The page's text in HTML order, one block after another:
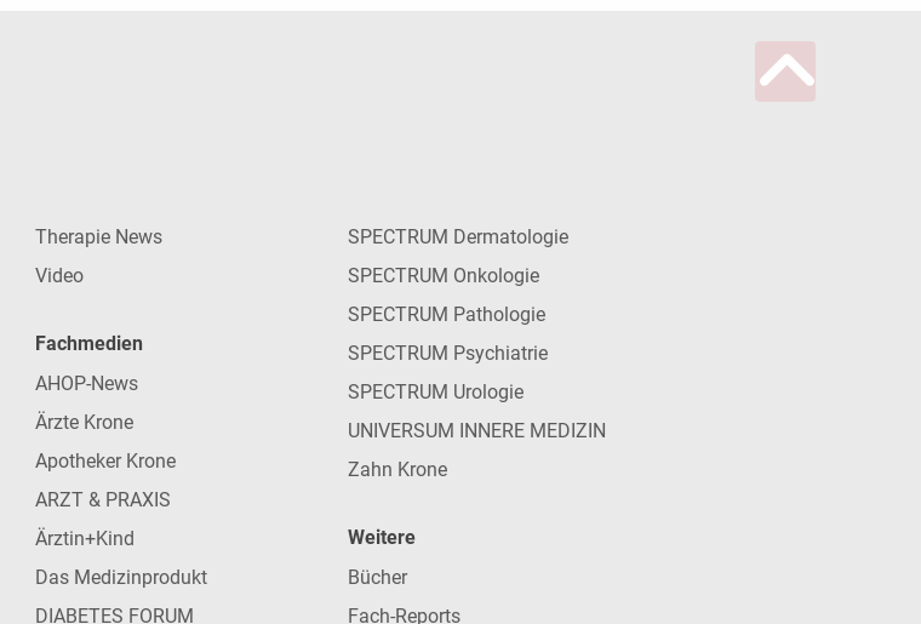
Therapie News
Video
Fachmedien
AHOP-News
Ärzte Krone
Apotheker Krone
ARZT & PRAXIS
Ärztin+Kind
Das Medizinprodukt
DIABETES FORUM
SPECTRUM Dermatologie
SPECTRUM Onkologie
SPECTRUM Pathologie
SPECTRUM Psychiatrie
SPECTRUM Urologie
UNIVERSUM INNERE MEDIZIN
Zahn Krone
Weitere
Bücher
Fach-Reports